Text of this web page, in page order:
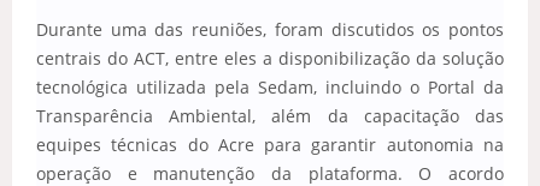
Durante uma das reuniões, foram discutidos os pontos
centrais do ACT, entre eles a disponibilização da solução
tecnológica utilizada pela Sedam, incluindo o Portal da
Transparência Ambiental, além da capacitação das
equipes técnicas do Acre para garantir autonomia na
operação e manutenção da plataforma. O acordo